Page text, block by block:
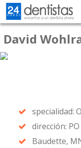
David
specialidad:
dirección:
Baudette,